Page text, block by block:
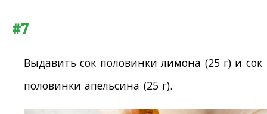
#7
Выдавить сок половинки лимона (25 г) и сок
половинки апельсина (25 г).